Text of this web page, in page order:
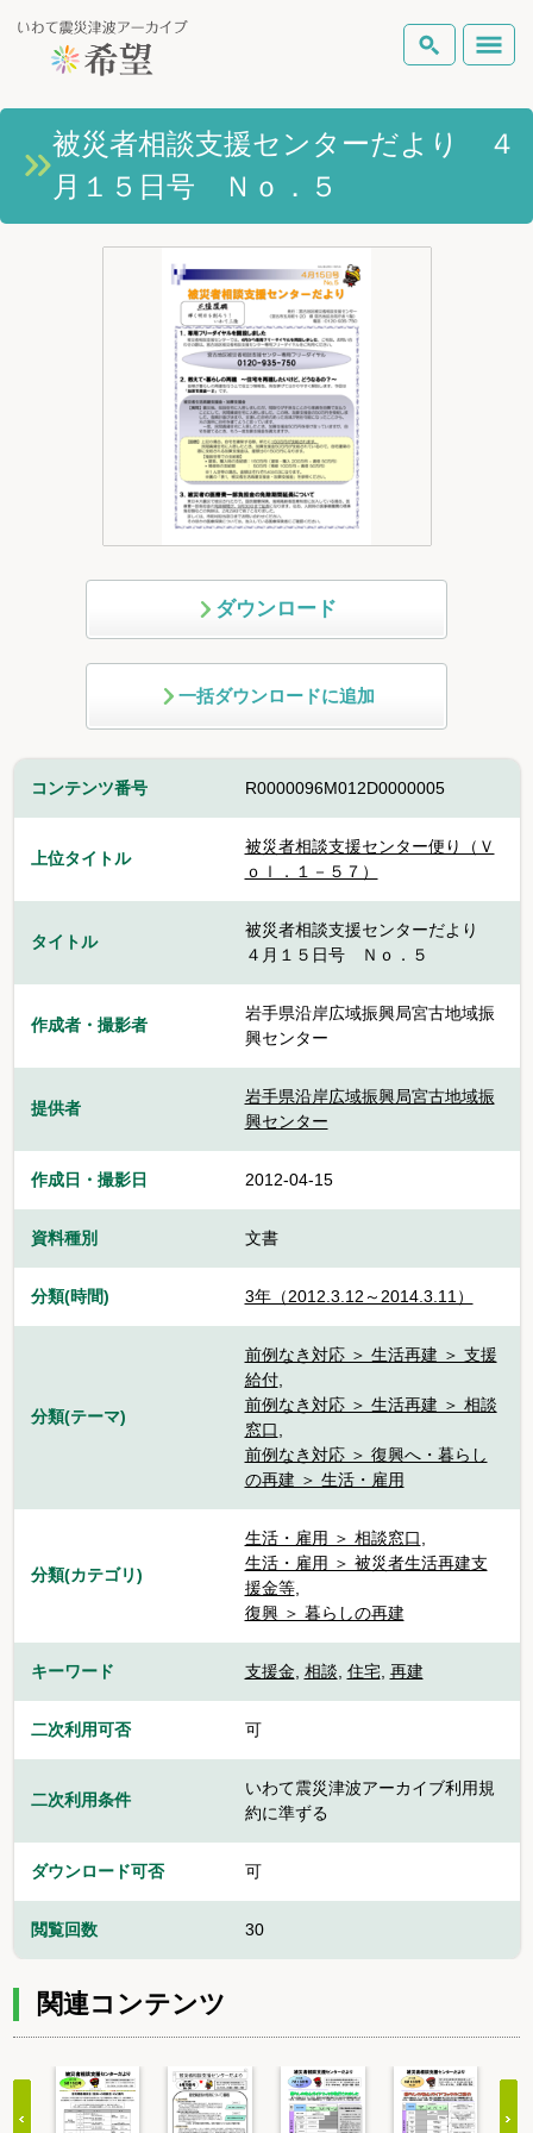
いわて震災津波アーカイブとは
岩手県の被害状況
ピックアップコンテンツ
Foreign Laguage
検索
被災者相談支援センターだより ４
月１５日号 Ｎｏ．５
ダウンロード
一括ダウンロードに追加
コンテンツ番号 R0000096M012D0000005
上位タイトル
被災者相談支援センター便り（Ｖ
ｏｌ．１－５７）
タイトル
被災者相談支援センターだより
４月１５日号 Ｎｏ．５
作成者・撮影者
岩手県沿岸広域振興局宮古地域振
興センター
提供者
岩手県沿岸広域振興局宮古地域振
興センター
作成日・撮影日 2012-04-15
資料種別 文書
分類(時間) 3年（2012.3.12～2014.3.11）
分類(テーマ)
前例なき対応 ＞ 生活再建 ＞ 支援
給付,
前例なき対応 ＞ 生活再建 ＞ 相談
窓口,
前例なき対応 ＞ 復興へ・暮らし
の再建 ＞ 生活・雇用
分類(カテゴリ)
生活・雇用 ＞ 相談窓口,
生活・雇用 ＞ 被災者生活再建支
援金等,
復興 ＞ 暮らしの再建
キーワード 支援金, 相談, 住宅, 再建
二次利用可否 可
二次利用条件
いわて震災津波アーカイブ利用規
約に準ずる
ダウンロード可否 可
閲覧回数 30
関連コンテンツ